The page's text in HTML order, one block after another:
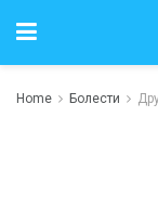
Home Болести